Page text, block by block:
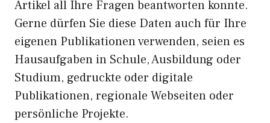
Artikel all Ihre Fragen beantworten konnte.
Gerne dürfen Sie diese Daten auch für Ihre
eigenen Publikationen verwenden, seien es
Hausaufgaben in Schule, Ausbildung oder
Studium, gedruckte oder digitale
Publikationen, regionale Webseiten oder
persönliche Projekte.